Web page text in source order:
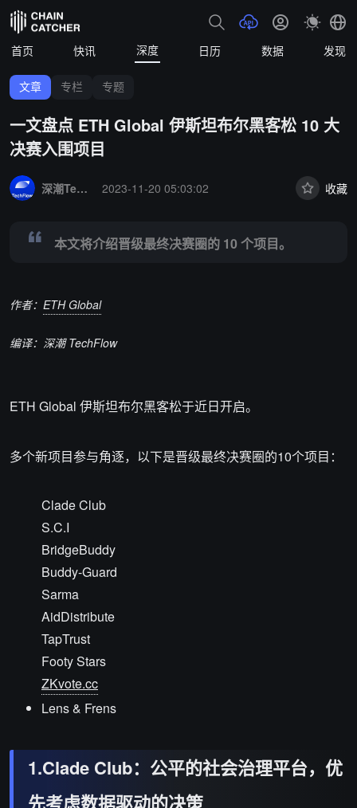
首页 快讯 深度 日历 数据 发现
文章 专栏 专题
一文盘点 ETH Global 伊斯坦布尔黑客松 10 大
决赛入围项目
深潮TechFlow
2023-11-20 05:03:02 收藏
本文将介绍晋级最终决赛圈的 10 个项目。
作者： ETH Global
编译：深潮 TechFlow
ETH Global 伊斯坦布尔黑客松于近日开启。
多个新项目参与角逐，以下是晋级最终决赛圈的10个项目：
Clade Club
S.C.I
BridgeBuddy
Buddy-Guard
Sarma
AidDistribute
TapTrust
Footy Stars
ZKvote.cc
Lens & Frens
1.Clade Club：公平的社会治理平台，优
先考虑数据驱动的决策